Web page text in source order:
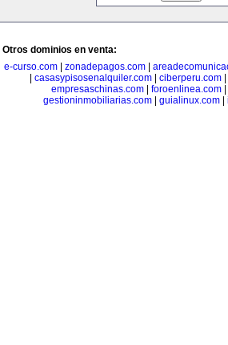
Otros dominios en venta:
e-curso.com| zonadepagos.com|
casasypisosenalquiler.com ciberperu.com
empresaschinas.com| foroenlinea.com|
gestioninmobiliarias.com| guialinux.com|